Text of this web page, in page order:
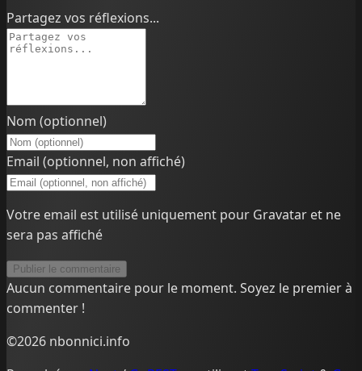
Partagez vos réflexions...
Nom (optionnel)
Email (optionnel, non affiché)
Votre email est utilisé uniquement pour Gravatar et ne
sera pas affiché
Publier le commentaire
Aucun commentaire pour le moment. Soyez le premier à
commenter !
©2026 nbonnici.info